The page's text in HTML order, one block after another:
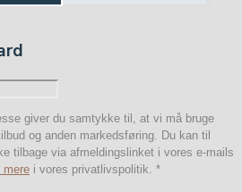
giver du samtykke til, at vi må bruge
og anden markedsføring. Du kan til
tilbage via afmeldingslinket i vores e-mails
i vores privatlivspolitik. *